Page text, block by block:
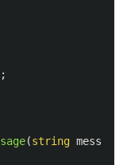
;
(string message